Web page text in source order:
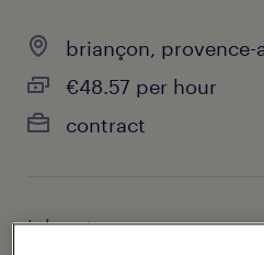
briançon, provence-
€48.57 per hour
contract
job category